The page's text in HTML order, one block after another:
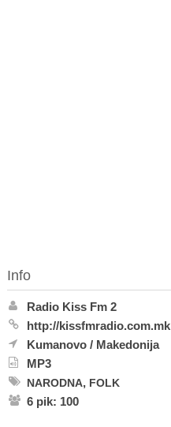
Info
Radio Kiss Fm 2
http://kissfmradio.com.mk
Kumanovo / Makedonija
MP3
NARODNA, FOLK
6 pik: 100